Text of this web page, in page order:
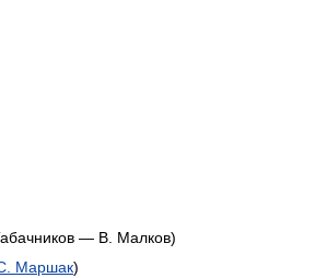
— В. Малков)
Маршак)